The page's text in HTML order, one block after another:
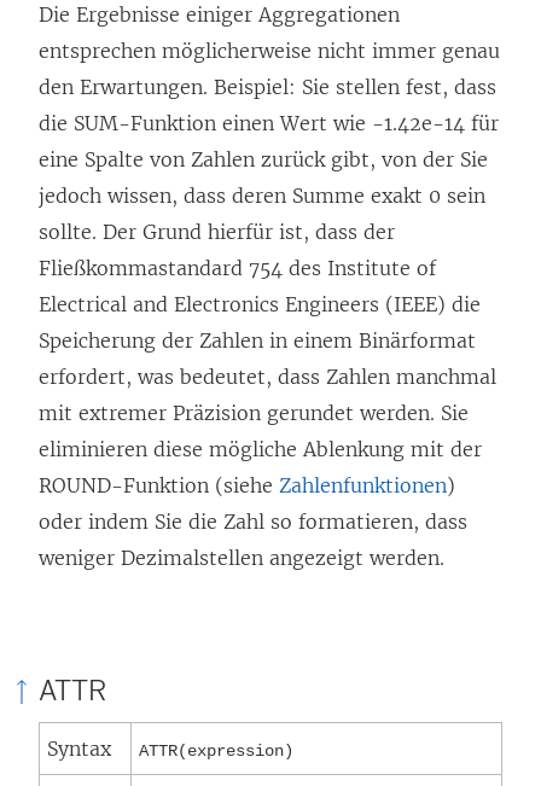
Die Ergebnisse einiger Aggregationen
entsprechen möglicherweise nicht immer genau
den Erwartungen. Beispiel: Sie stellen fest, dass
die SUM-Funktion einen Wert wie -1.42e-14 für
eine Spalte von Zahlen zurück gibt, von der Sie
jedoch wissen, dass deren Summe exakt 0 sein
sollte. Der Grund hierfür ist, dass der
Fließkommastandard 754 des Institute of
Electrical and Electronics Engineers (IEEE) die
Speicherung der Zahlen in einem Binärformat
erfordert, was bedeutet, dass Zahlen manchmal
mit extremer Präzision gerundet werden. Sie
eliminieren diese mögliche Ablenkung mit der
ROUND-Funktion (siehe Zahlenfunktionen)
oder indem Sie die Zahl so formatieren, dass
weniger Dezimalstellen angezeigt werden.
ATTR
Syntax ATTR(expression)